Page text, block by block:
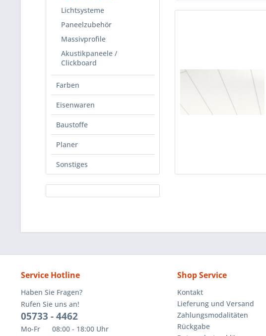
Lichtsysteme
Paneelzubehör
Massivprofile
Akustikpaneele /
Clickboard
Farben
Eisenwaren
Baustoffe
Planer
Sonstiges
Service Hotline
Haben Sie Fragen?
Rufen Sie uns an!
05733 - 4462
Mo-Fr 08:00 - 18:00 Uhr
Shop Service
Kontakt
Lieferung und Versand
Zahlungsmodalitäten
Rückgabe